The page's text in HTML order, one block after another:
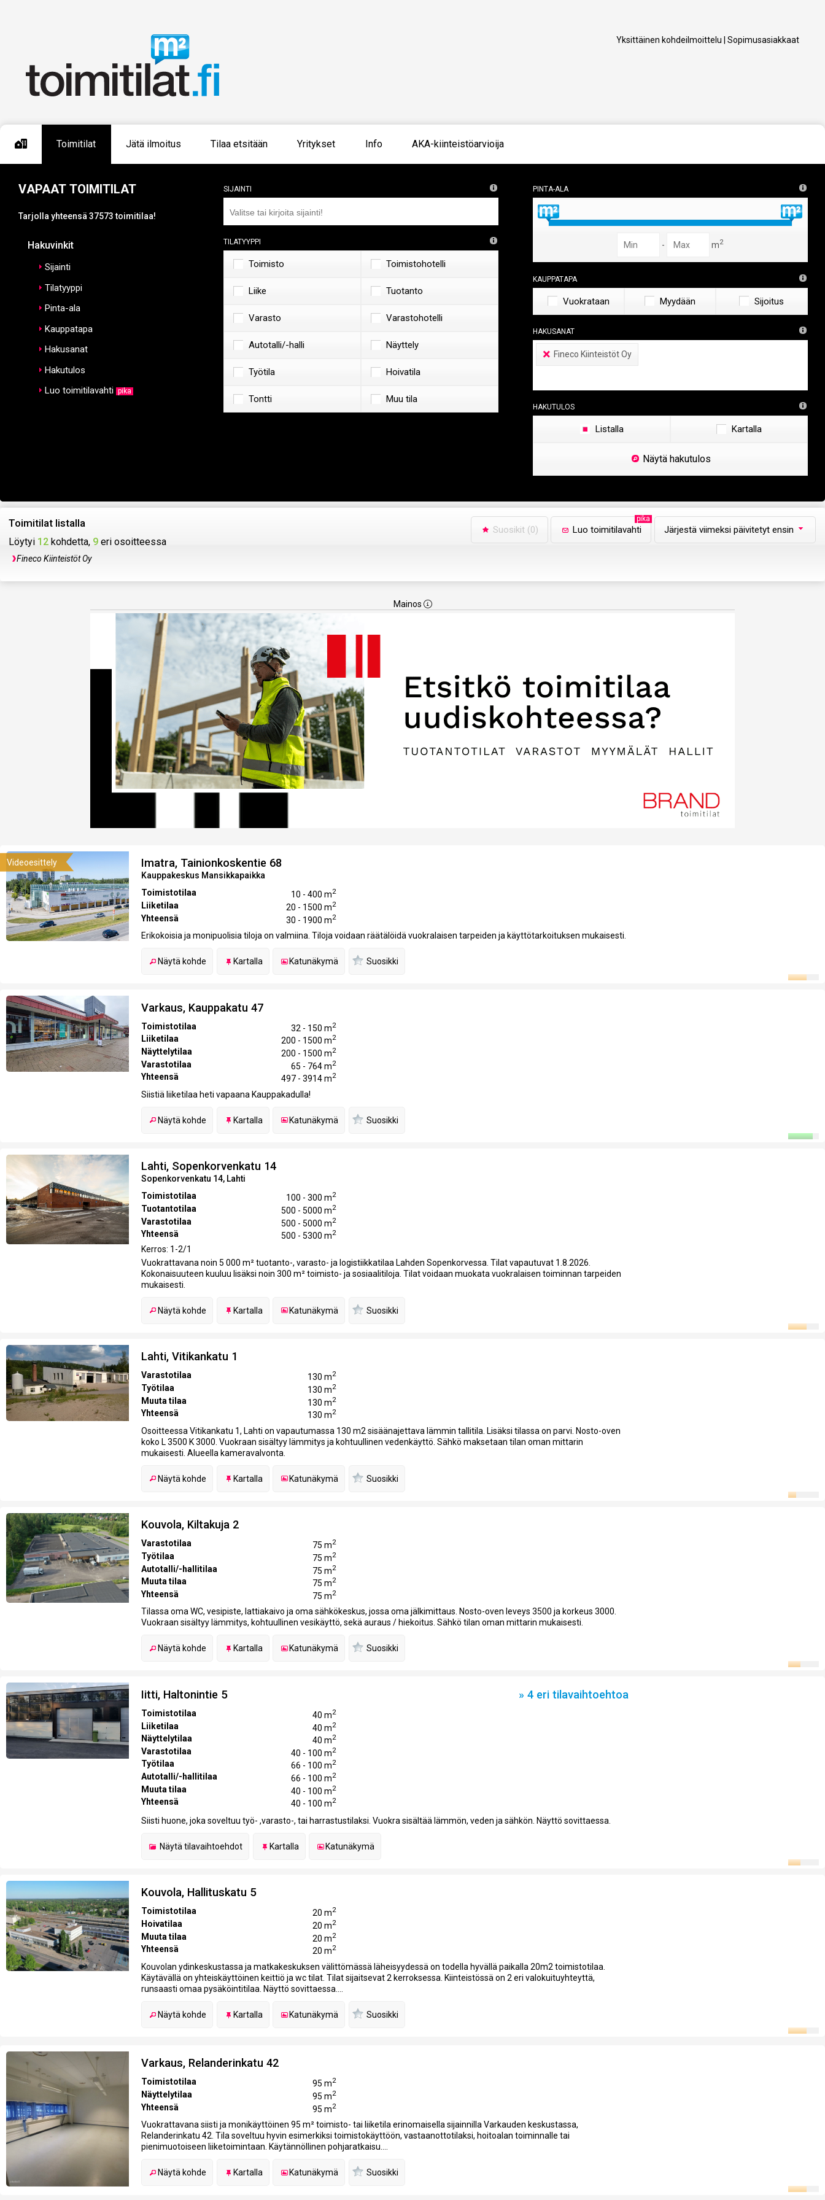
Yksittäinen kohdeilmoittelu Sopimusasiakkaat
Toimitilat Jätä ilmoitus Tilaa etsitään Yritykset Info AKA-kiinteistöarvioija
Vapaat toimitilat
Tarjolla yhteensä 37573 toimitilaa!
Hakuvinkit
Sijainti
Tilatyyppi
Pinta-ala
Kauppatapa
Hakusanat
Hakutulos
Luo toimitilavahti pika
Sijainti
Tilatyyppi
Toimisto Toimistohotelli
Liike Tuotanto
Varasto Varastohotelli
Autotalli/-halli Näyttely
Työtila Hoivatila
Tontti Muu tila
Pinta-ala
- m2
Kauppatapa
Vuokrataan Myydään Sijoitus
Hakusanat
× Fineco Kiinteistöt Oy
Hakutulos
Listalla Kartalla
Näytä hakutulos
Toimitilat listalla
Löytyi 12 kohdetta, 9 eri osoitteessa
Fineco Kiinteistöt Oy
Suosikit (0) Luo toimitilavahti
pika
Järjestä viimeksi päivitetyt ensin
Mainos
Imatra, Tainionkoskentie 68
Kauppakeskus Mansikkapaikka
Toimistotilaa
10 - 400 m2
Liiketilaa 20 - 1500 m2
Yhteensä 30 - 1900 m2
Erikokoisia ja monipuolisia tiloja on valmiina. Tiloja voidaan räätälöidä vuokralaisen tarpeiden ja käyttötarkoituksen mukaisesti.
Näytä kohde Kartalla Katunäkymä Suosikki
Videoesittely
Varkaus, Kauppakatu 47
Toimistotilaa 32 - 150 m2
Liiketilaa 200 - 1500 m2
Näyttelytilaa 200 - 1500 m2
Varastotilaa 65 - 764 m2
Yhteensä 497 - 3914 m2
Siistiä liiketilaa heti vapaana Kauppakadulla!
Näytä kohde Kartalla Katunäkymä Suosikki
Lahti, Sopenkorvenkatu 14
Sopenkorvenkatu 14, Lahti
Toimistotilaa
100 - 300 m2
Tuotantotilaa 500 - 5000 m2
Varastotilaa 500 - 5000 m2
Yhteensä 500 - 5300 m2
Kerros: 1-2/1
Vuokrattavana noin 5 000 m² tuotanto-, varasto- ja logistiikkatilaa Lahden Sopenkorvessa. Tilat vapautuvat 1.8.2026.
Kokonaisuuteen kuuluu lisäksi noin 300 m² toimisto- ja sosiaalitiloja. Tilat voidaan muokata vuokralaisen toiminnan tarpeiden
mukaisesti.
Näytä kohde Kartalla Katunäkymä Suosikki
Lahti, Vitikankatu 1
Varastotilaa 130 m2
Työtilaa 130 m2
Muuta tilaa 130 m2
Yhteensä 130 m2
Osoitteessa Vitikankatu 1, Lahti on vapautumassa 130 m2 sisäänajettava lämmin tallitila. Lisäksi tilassa on parvi. Nosto-oven
koko L 3500 K 3000. Vuokraan sisältyy lämmitys ja kohtuullinen vedenkäyttö. Sähkö maksetaan tilan oman mittarin
mukaisesti. Alueella kameravalvonta.
Näytä kohde Kartalla Katunäkymä Suosikki
Kouvola, Kiltakuja 2
Varastotilaa 75 m2
Työtilaa 75 m2
Autotalli/-hallitilaa 75 m2
Muuta tilaa 75 m2
Yhteensä 75 m2
Tilassa oma WC, vesipiste, lattiakaivo ja oma sähkökeskus, jossa oma jälkimittaus. Nosto-oven leveys 3500 ja korkeus 3000.
Vuokraan sisältyy lämmitys, kohtuullinen vesikäyttö, sekä auraus / hiekoitus. Sähkö tilan oman mittarin mukaisesti.
Näytä kohde Kartalla Katunäkymä Suosikki
Iitti, Haltonintie 5 » 4 eri tilavaihtoehtoa
Toimistotilaa 40 m2
Liiketilaa 40 m2
Näyttelytilaa 40 m2
Varastotilaa 40 - 100 m2
Työtilaa 66 - 100 m2
Autotalli/-hallitilaa 66 - 100 m2
Muuta tilaa 40 - 100 m2
Yhteensä 40 - 100 m2
Siisti huone, joka soveltuu työ- ,varasto-, tai harrastustilaksi. Vuokra sisältää lämmön, veden ja sähkön. Näyttö sovittaessa.
Näytä tilavaihtoehdot Kartalla Katunäkymä
Kouvola, Hallituskatu 5
Toimistotilaa 20 m2
Hoivatilaa 20 m2
Muuta tilaa 20 m2
Yhteensä 20 m2
Kouvolan ydinkeskustassa ja matkakeskuksen välittömässä läheisyydessä on todella hyvällä paikalla 20m2 toimistotilaa.
Käytävällä on yhteiskäyttöinen keittiö ja wc tilat. Tilat sijaitsevat 2 kerroksessa. Kiinteistössä on 2 eri valokuituyhteyttä,
runsaasti omaa pysäköintitilaa. Näyttö sovittaessa....
Näytä kohde Kartalla Katunäkymä Suosikki
Varkaus, Relanderinkatu 42
Toimistotilaa 95 m2
Näyttelytilaa 95 m2
Yhteensä 95 m2
Vuokrattavana siisti ja monikäyttöinen 95 m² toimisto- tai liiketila erinomaisella sijainnilla Varkauden keskustassa,
Relanderinkatu 42. Tila soveltuu hyvin esimerkiksi toimistokäyttöön, vastaanottotilaksi, hoitoalan toiminnalle tai
pienimuotoiseen liiketoimintaan. Käytännöllinen pohjaratkaisu....
Näytä kohde Kartalla Katunäkymä Suosikki